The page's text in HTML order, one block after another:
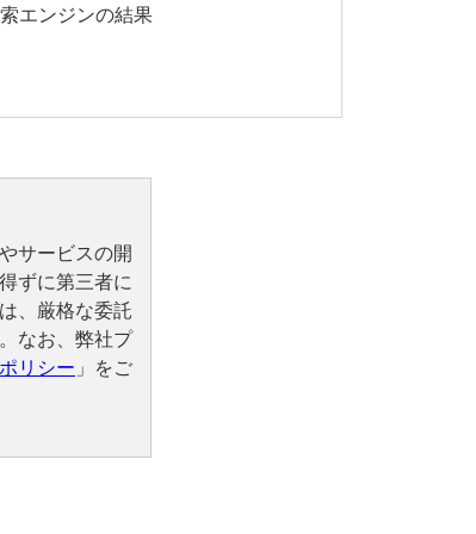
エンジンの結果
サービスの開
ずに第三者に
、厳格な委託
なお、弊社プ
リシー 」をご